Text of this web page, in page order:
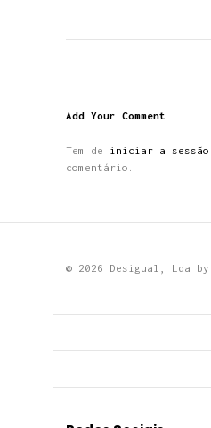
Add Your Comment
Tem de iniciar a sessão
comentário.
© 2026 Desigual, Lda by